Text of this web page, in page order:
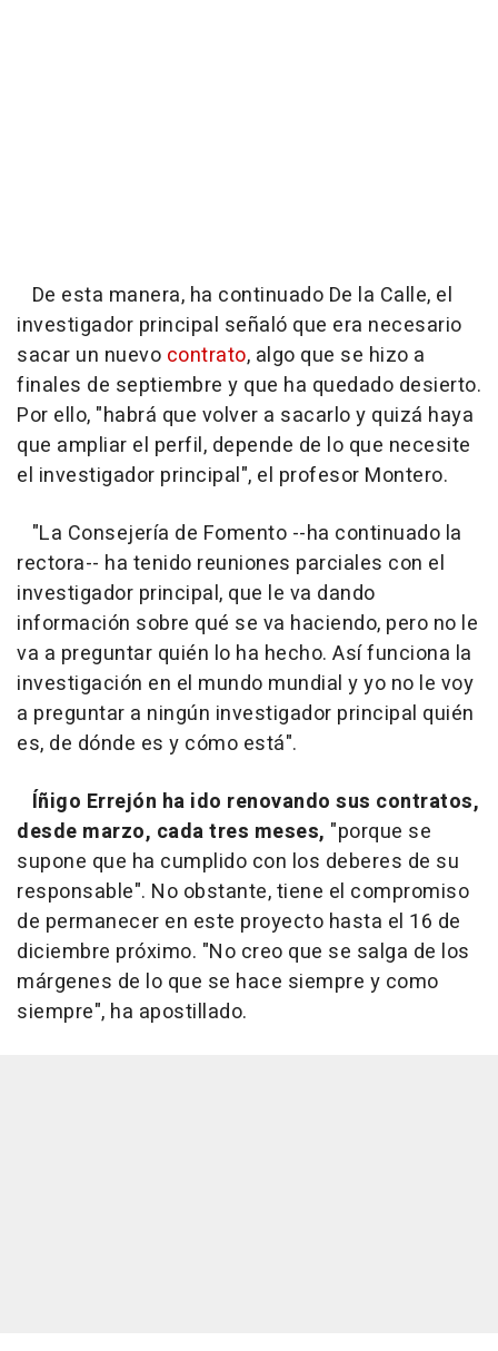
De esta manera, ha continuado De la Calle, el
investigador principal señaló que era necesario
sacar un nuevo contrato, algo que se hizo a
finales de septiembre y que ha quedado desierto.
Por ello, "habrá que volver a sacarlo y quizá haya
que ampliar el perfil, depende de lo que necesite
el investigador principal", el profesor Montero.
"La Consejería de Fomento --ha continuado la
rectora-- ha tenido reuniones parciales con el
investigador principal, que le va dando
información sobre qué se va haciendo, pero no le
va a preguntar quién lo ha hecho. Así funciona la
investigación en el mundo mundial y yo no le voy
a preguntar a ningún investigador principal quién
es, de dónde es y cómo está".
Íñigo Errejón ha ido renovando sus contratos,
desde marzo, cada tres meses, "porque se
supone que ha cumplido con los deberes de su
responsable". No obstante, tiene el compromiso
de permanecer en este proyecto hasta el 16 de
diciembre próximo. "No creo que se salga de los
márgenes de lo que se hace siempre y como
siempre", ha apostillado.